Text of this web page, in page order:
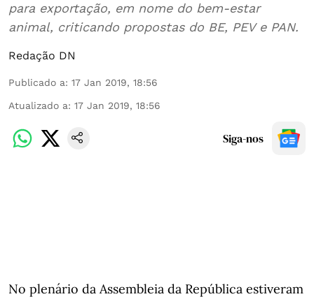
para exportação, em nome do bem-estar
animal, criticando propostas do BE, PEV e PAN.
Redação DN
Publicado a: 17 Jan 2019, 18:56
Atualizado a: 17 Jan 2019, 18:56
Siga-nos
No plenário da Assembleia da República estiveram